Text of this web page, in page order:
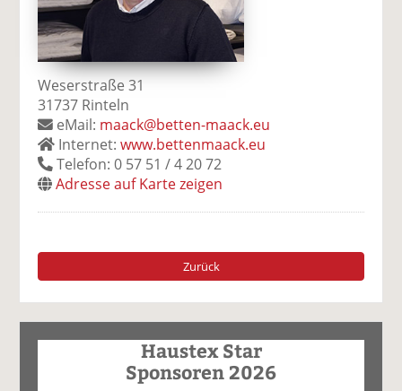
Weserstraße 31
31737 Rinteln
eMail: maack@betten-maack.eu
Internet:www.bettenmaack.eu
Telefon: 0 57 51 / 4 20 72
Adresse auf Karte zeigen
Zurück